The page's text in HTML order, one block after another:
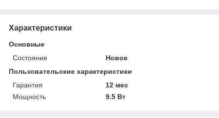
Характеристики
Основные
Состояние
Новое
Пользовательские характеристики
Гарантия
12 мес
Мощность
9.5 Вт